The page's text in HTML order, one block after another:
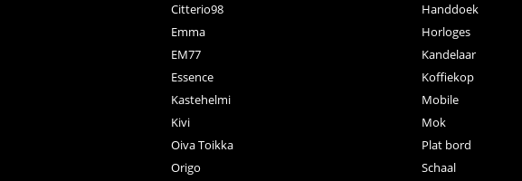
Citterio98
Emma
EM77
Essence
Kastehelmi
Kivi
Oiva Toikka
Origo
Handdoek
Horloges
Kandelaar
Koffiekop
Mobile
Mok
Plat bord
Schaal